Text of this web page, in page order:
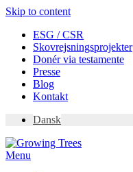
Skip to content
ESG / CSR
Skovrejsningsprojekter
Donér via testamente
Presse
Blog
Kontakt
Dansk
Menu